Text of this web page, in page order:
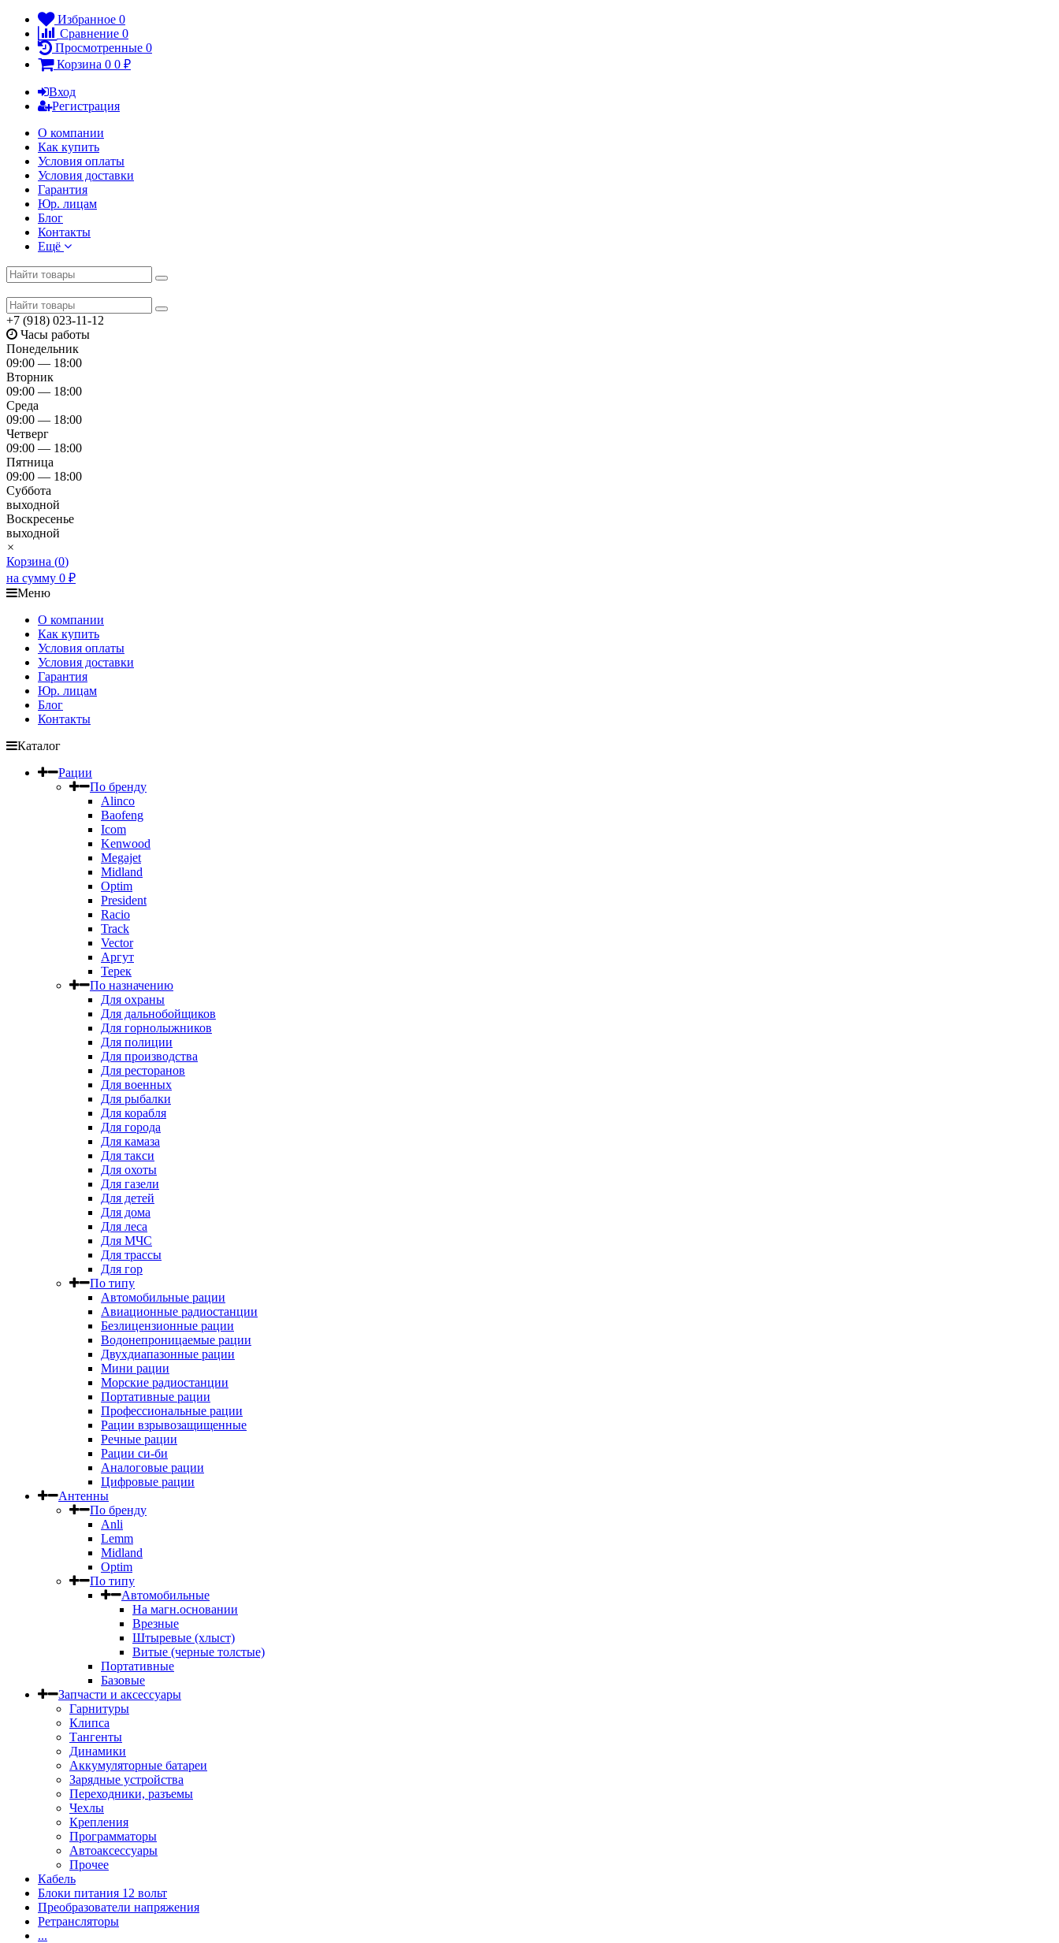
Избранное 0
Сравнение 0
Просмотренные 0
Корзина 0 0 ₽
Вход
Регистрация
О компании
Как купить
Условия оплаты
Условия доставки
Гарантия
Юр. лицам​
Блог
Контакты
Ещё
+7 (918) 023-11-12
Часы работы
Понедельник
09:00 — 18:00
Вторник
09:00 — 18:00
Среда
09:00 — 18:00
Четверг
09:00 — 18:00
Пятница
09:00 — 18:00
Суббота
выходной
Воскресенье
выходной
×
Корзина (0)
на сумму 0 ₽
Меню
О компании
Как купить
Условия оплаты
Условия доставки
Гарантия
Юр. лицам​
Блог
Контакты
Каталог
Рации
По бренду
Alinco
Baofeng
Icom
Kenwood
Megajet
Midland
Optim
President
Racio
Track
Vector
Аргут
Терек
По назначению
Для охраны
Для дальнобойщиков
Для горнолыжников
Для полиции
Для производства
Для ресторанов
Для военных
Для рыбалки
Для корабля
Для города
Для камаза
Для такси
Для охоты
Для газели
Для детей
Для дома
Для леса
Для МЧС
Для трассы
Для гор
По типу
Автомобильные рации
Авиационные радиостанции
Безлицензионные рации
Водонепроницаемые рации
Двухдиапазонные рации
Мини рации
Морские радиостанции
Портативные рации
Профессиональные рации
Рации взрывозащищенные
Речные рации
Рации си-би
Аналоговые рации
Цифровые рации
Антенны
По бренду
Anli
Lemm
Midland
Optim
По типу
Автомобильные
На магн.основании
Врезные
Штыревые (хлыст)
Витые (черные толстые)
Портативные
Базовые
Запчасти и аксессуары
Гарнитуры
Клипса
Тангенты
Динамики
Аккумуляторные батареи
Зарядные устройства
Переходники, разъемы
Чехлы
Крепления
Программаторы
Автоаксессуары
Прочее
Кабель
Блоки питания 12 вольт
Преобразователи напряжения
Ретрансляторы
...